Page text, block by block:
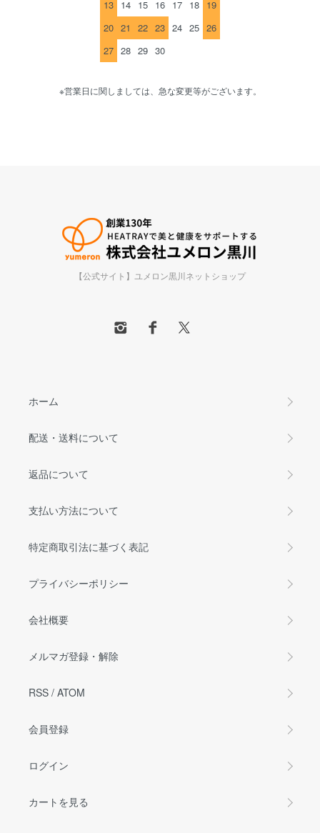
13 14 15 16 17 18 19
20 21 22 23 24 25 26
27 28 29 30
※営業日に関しましては、急な変更等がございます。
【公式サイト】ユメロン黒川ネットショップ
ホーム
配送・送料について
返品について
支払い方法について
特定商取引法に基づく表記
プライバシーポリシー
会社概要
メルマガ登録・解除
RSS / ATOM
会員登録
ログイン
カートを見る